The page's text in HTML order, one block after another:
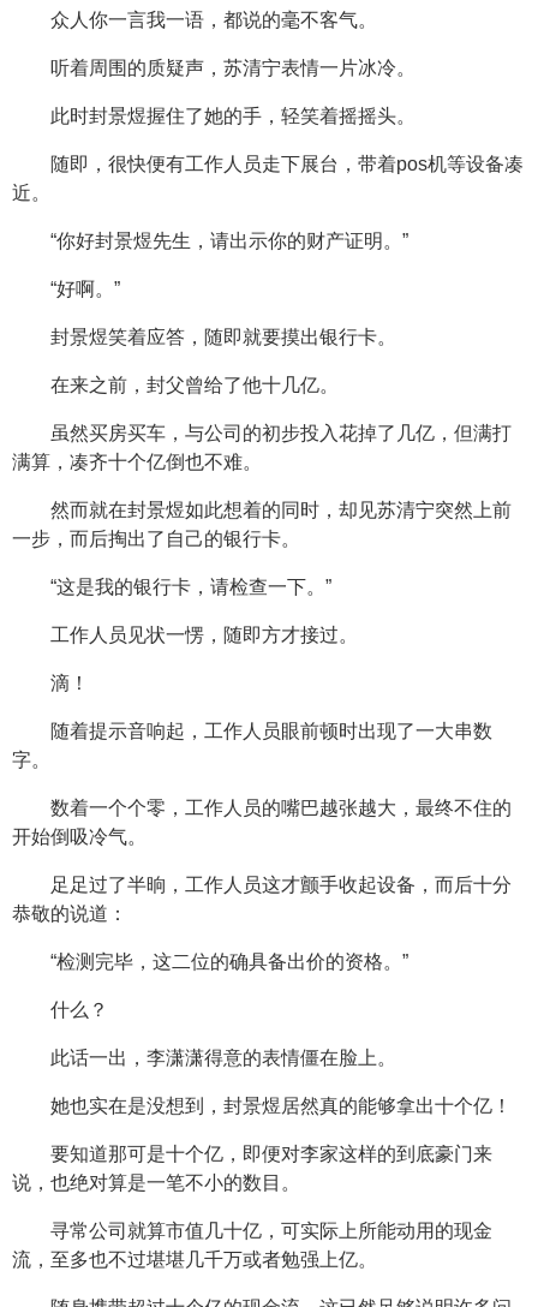
众人你一言我一语，都说的毫不客气。
听着周围的质疑声，苏清宁表情一片冰冷。
此时封景煜握住了她的手，轻笑着摇摇头。
随即，很快便有工作人员走下展台，带着pos机等设备凑
近。
“你好封景煜先生，请出示你的财产证明。”
“好啊。”
封景煜笑着应答，随即就要摸出银行卡。
在来之前，封父曾给了他十几亿。
虽然买房买车，与公司的初步投入花掉了几亿，但满打
满算，凑齐十个亿倒也不难。
然而就在封景煜如此想着的同时，却见苏清宁突然上前
一步，而后掏出了自己的银行卡。
“这是我的银行卡，请检查一下。”
工作人员见状一愣，随即方才接过。
滴！
随着提示音响起，工作人员眼前顿时出现了一大串数
字。
数着一个个零，工作人员的嘴巴越张越大，最终不住的
开始倒吸冷气。
足足过了半晌，工作人员这才颤手收起设备，而后十分
恭敬的说道：
“检测完毕，这二位的确具备出价的资格。”
什么？
此话一出，李潇潇得意的表情僵在脸上。
她也实在是没想到，封景煜居然真的能够拿出十个亿！
要知道那可是十个亿，即便对李家这样的到底豪门来
说，也绝对算是一笔不小的数目。
寻常公司就算市值几十亿，可实际上所能动用的现金
流，至多也不过堪堪几千万或者勉强上亿。